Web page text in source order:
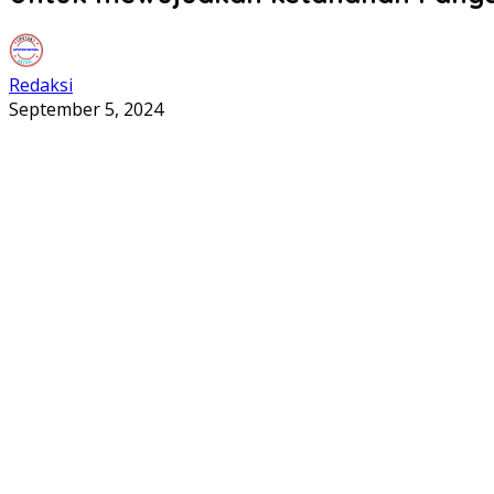
Redaksi
September 5, 2024